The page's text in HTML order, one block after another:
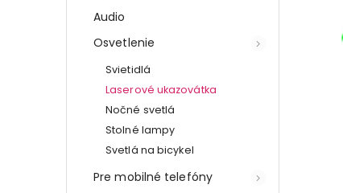
Audio
Osvetlenie
Svietidlá
Laserové ukazovátka
Nočné svetlá
Stolné lampy
Svetlá na bicykel
Pre mobilné telefóny